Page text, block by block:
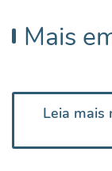
Mais
Leia mais